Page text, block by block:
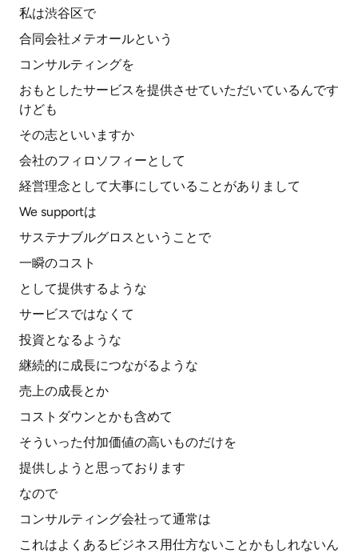
私は渋谷区で
合同会社メテオールという
コンサルティングを
おもとしたサービスを提供させていただいているんです
けども
その志といいますか
会社のフィロソフィーとして
経営理念として大事にしていることがありまして
We supportは
サステナブルグロスということで
一瞬のコスト
として提供するような
サービスではなくて
投資となるような
継続的に成長につながるような
売上の成長とか
コストダウンとかも含めて
そういった付加価値の高いものだけを
提供しようと思っております
なので
コンサルティング会社って通常は
これはよくあるビジネス用仕方ないことかもしれないん